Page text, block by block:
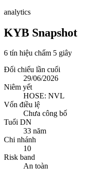
analytics
KYB Snapshot
6 tín hiệu chấm 5 giây
Đối chiếu lần cuối
29/06/2026
Niêm yết
HOSE: NVL
Vốn điều lệ
Chưa công bố
Tuổi DN
33 năm
Chi nhánh
10
Risk band
An toàn